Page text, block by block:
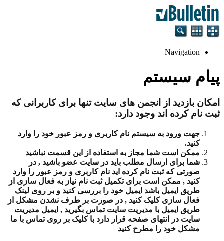
Navigation
پیام سیستم
امکان بازدید از انجمن های سایت تنها برای کاربرانی که
ثبت نام کرده اند وجود دارد:
جهت ورود به سیستم نام کاربری و رمز عبور خود را وارد
کنید.
ممکن است شما مجاز به استفاده از این قسمت نباشید
شما برای ارسال مطلب باید در سایت عضو باشید , در
صورتی که ثبت نام کرده اید نام کاربری و رمز عبور را وارد
کنید , ممکن است برای تکمیل ثبت نام نیاز به فعال سازی از
طریق ایمیل باشد ایمیل خود را بررسی کنید و بر روی لینک
فعال سازی کلیک کنید , در صورت بر طرف نشدن مشکل از
طریق ایمیل با مدیریت سایت تماس بگیرید , ایمیل مدیریت
سایت در انتهای صفحه قرار دارد با کلیک بر روی تماس با ما
مشکل خود را مطرح کنید